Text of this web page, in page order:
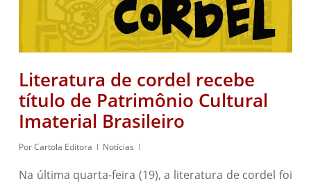
Literatura de cordel recebe
título de Patrimônio Cultural
Imaterial Brasileiro
PorCartola Editora Notícias
Na última quarta-feira (19), a literatura de cordel foi